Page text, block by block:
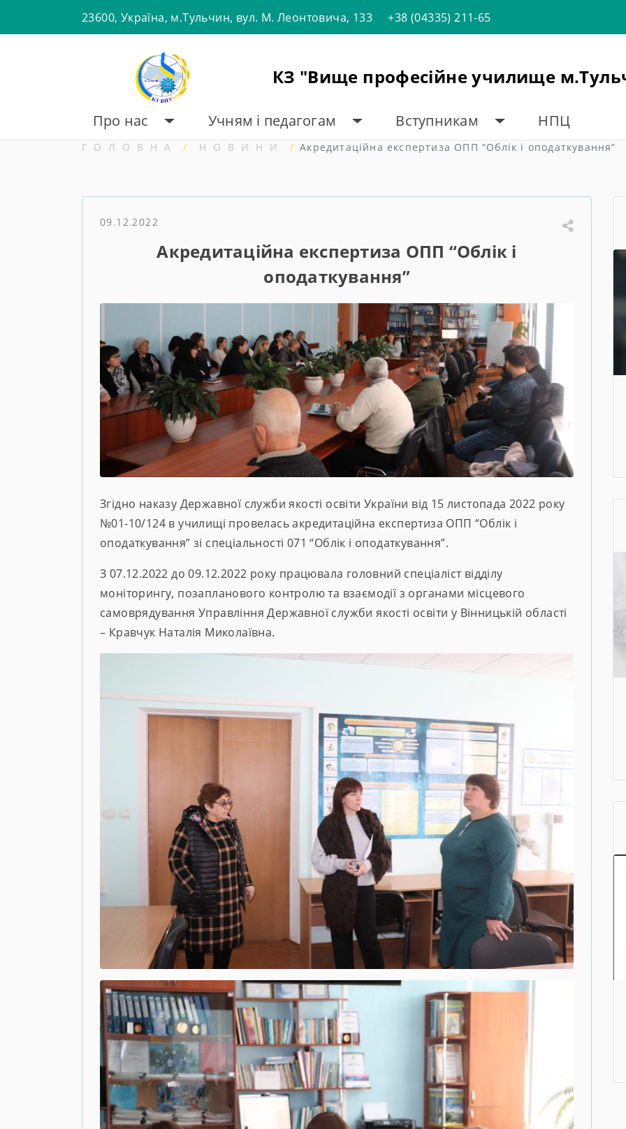
23600, Україна, м.Тульчин, вул. М. Леонтовича, 133 +38 (04335) 211-65
КЗ "Вище професійне училище
Про нас Учням і педагогам Вступникам НПЦ
ГОЛОВНА НОВИНИ Акредитаційна експертиза ОПП “Облік і оподаткування”
09.12.2022
Акредитаційна експертиза ОПП “Облік і
оподаткування”
Згідно наказу Державної служби якості освіти України від 15 листопада 2022 року
№01-10/124 в училищі провелась акредитаційна експертиза ОПП “Облік і
оподаткування” зі спеціальності 071 “Облік і оподаткування”.
З 07.12.2022 до 09.12.2022 року працювала головний спеціаліст відділу
моніторингу, позапланового контролю та взаємодії з органами місцевого
самоврядування Управління Державної служби якості освіти у Вінницькій області
– Кравчук Наталія Миколаївна.